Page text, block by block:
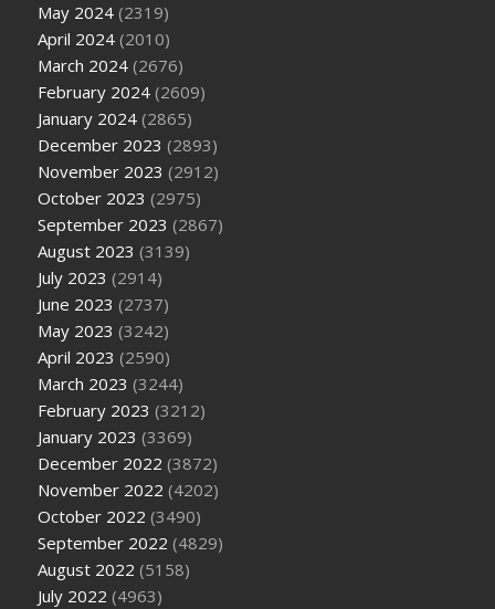
May 2024 (2319)
April 2024 (2010)
March 2024 (2676)
February 2024 (2609)
January 2024 (2865)
December 2023 (2893)
November 2023 (2912)
October 2023 (2975)
September 2023 (2867)
August 2023 (3139)
July 2023 (2914)
June 2023 (2737)
May 2023 (3242)
April 2023 (2590)
March 2023 (3244)
February 2023 (3212)
January 2023 (3369)
December 2022 (3872)
November 2022 (4202)
October 2022 (3490)
September 2022 (4829)
August 2022 (5158)
July 2022 (4963)